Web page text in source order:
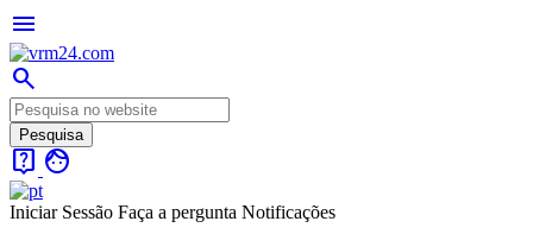
menu
search
live_help face
Iniciar Sessão Faça a pergunta Notificações